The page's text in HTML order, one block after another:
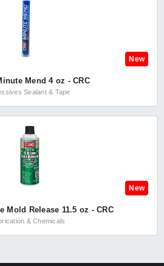
New
Mend 4 oz - CRC
Sealant & Tape
New
Mold Release 11.5 oz - CRC
& Chemicals